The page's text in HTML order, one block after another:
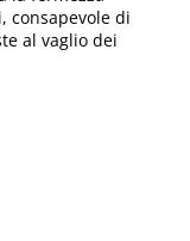
consapevole di
al vaglio dei